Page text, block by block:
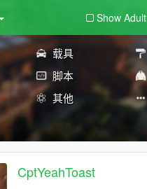
Show Adult
载具
脚本
其他
CptYeahToast